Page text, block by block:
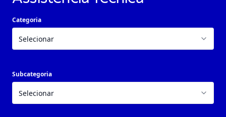
Categoria
Subcategoria